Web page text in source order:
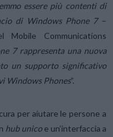
essere più contenti di
di Windows Phone 7 –
Communications
7 rappresenta una nuova
un supporto significativo
Windows Phones”.
per aiutare le persone a
hub unicoe un’interfaccia a